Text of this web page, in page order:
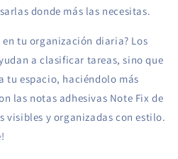
donde más las necesitas.
en tu organización diaria? Los
a clasificar tareas, sino que
tu espacio, haciéndolo más
las notas adhesivas Note Fix de
visibles y organizadas con estilo.